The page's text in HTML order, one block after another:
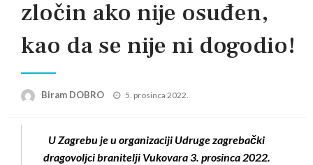
zločin ako nije osuđen,
kao da se nije ni dogodio!
Biram DOBRO
Posted
5. prosinca 2022.
U Zagrebu je u organizaciji Udruge zagrebački
dragovoljci branitelji Vukovara 3. prosinca 2022.